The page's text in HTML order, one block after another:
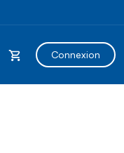
Connexion